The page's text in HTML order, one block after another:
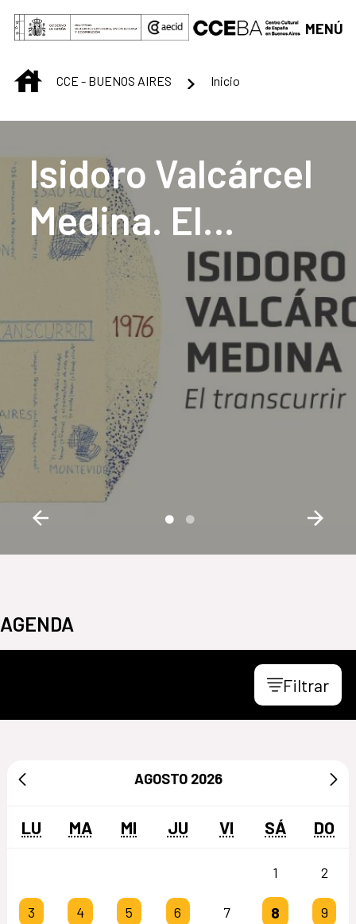
Saltar al contenido principal
MENÚ
INICIOCCE - BUENOS AIRES Inicio
Isidoro Valcárcel
Medina. El
transcurrir
AGENDA
Filtrar
AGOSTO 2026
LU MA MI JU VI SÁ DO
1 2
3 4 5 6 7 8 9